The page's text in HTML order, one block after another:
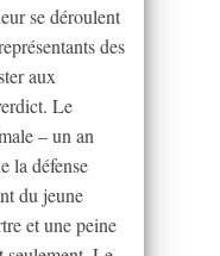
se déroulent
des
aux
Le
– un an
la défense
du jeune
et une peine